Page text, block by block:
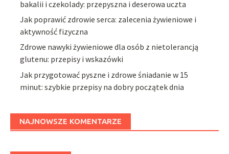
bakalii i czekolady: przepyszna i deserowa uczta
Jak poprawić zdrowie serca: zalecenia żywieniowe i
aktywność fizyczna
Zdrowe nawyki żywieniowe dla osób z nietolerancją
glutenu: przepisy i wskazówki
Jak przygotować pyszne i zdrowe śniadanie w 15
minut: szybkie przepisy na dobry początek dnia
NAJNOWSZE KOMENTARZE